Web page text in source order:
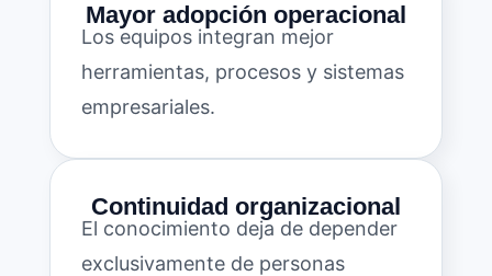
Mayor adopción operacional
Los equipos integran mejor
herramientas, procesos y sistemas
empresariales.
Continuidad organizacional
El conocimiento deja de depender
exclusivamente de personas